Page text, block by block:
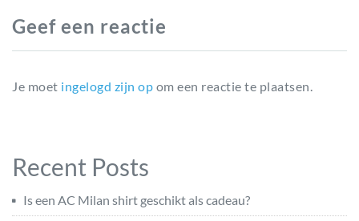
Geef een reactie
Je moet ingelogd zijn op om een reactie te plaatsen.
Recent Posts
Is een AC Milan shirt geschikt als cadeau?